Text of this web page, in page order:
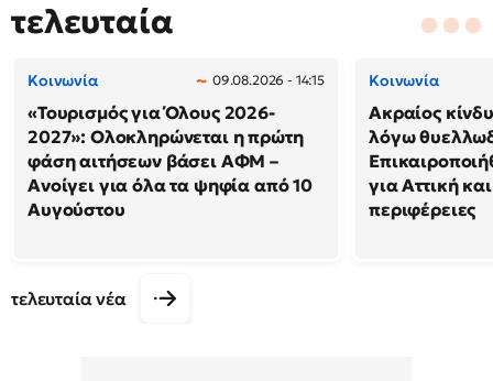
τελευταία
Κοινωνία 09.08.2026 - 14:15
«Τουρισμός για Όλους 2026-
2027»: Ολοκληρώνεται η πρώτη
φάση αιτήσεων βάσει ΑΦΜ –
Ανοίγει για όλα τα ψηφία από 10
Αυγούστου
Κοινωνία
Ακραίος
λόγω
για Αττική
περιφέρειες
τελευταία νέα